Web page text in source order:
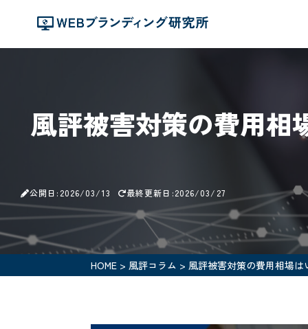
風評被害対策の費用相
公開日:2026/03/13 最終更新日:2026/03/27
HOME > 風評コラム > 風評被害対策の費用相場